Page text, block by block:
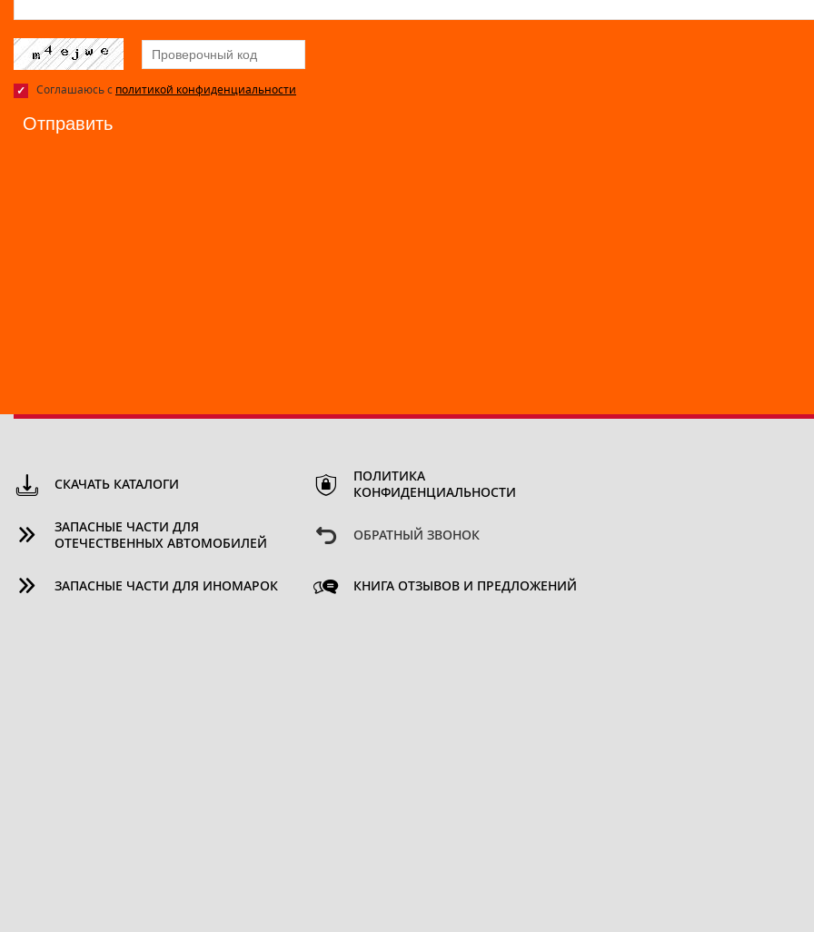
Соглашаюсь с политикой конфиденциальности
Отправить
СКАЧАТЬ КАТАЛОГИ
ЗАПАСНЫЕ ЧАСТИ ДЛЯ
ОТЕЧЕСТВЕННЫХ АВТОМОБИЛЕЙ
ЗАПАСНЫЕ ЧАСТИ ДЛЯ ИНОМАРОК
ПОЛИТИКА
КОНФИДЕНЦИАЛЬНОСТИ
ОБРАТНЫЙ ЗВОНОК
КНИГА ОТЗЫВОВ И ПРЕДЛОЖЕНИЙ